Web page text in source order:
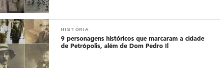
HISTÓRIA
9 personagens históricos que marcaram a cidade
de Petrópolis, além de Dom Pedro Il